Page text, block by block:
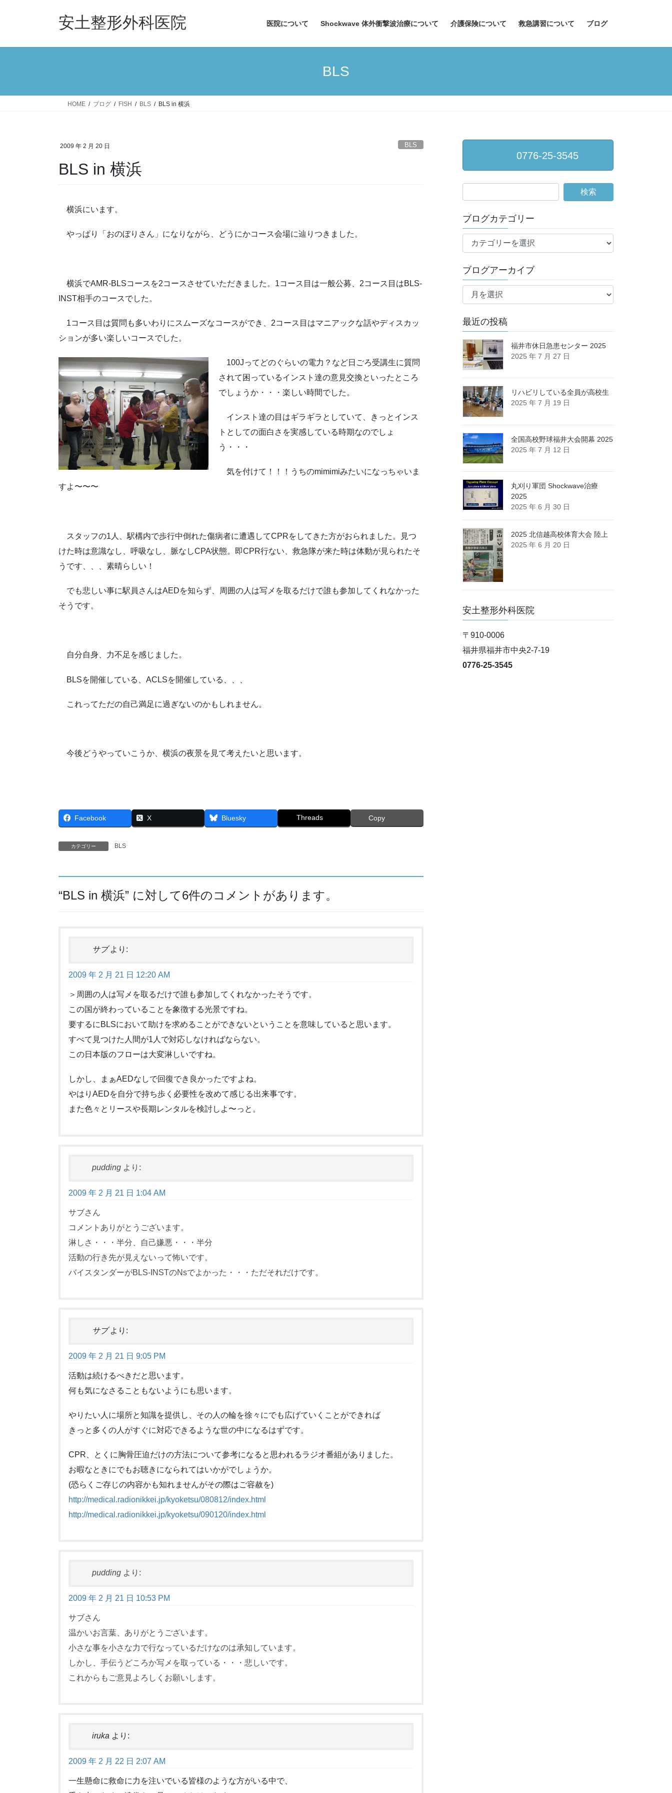
安土整形外科医院 医院について Shockwave 体外衝撃波治療について 介護保険について 救急講習について ブログ
BLS
HOME ブログ FISH BLS BLS in 横浜
2009 年 2 月 20 日 BLS
BLS in 横浜
横浜にいます。
やっぱり「おのぼりさん」になりながら、どうにかコース会場に辿りつきました。
横浜でAMR-BLSコースを2コースさせていただきました。1コース目は一般公募、2コース目はBLS-
INST相手のコースでした。
1コース目は質問も多いわりにスムーズなコースができ、2コース目はマニアックな話やディスカッ
ションが多い楽しいコースでした。
100Jってどのぐらいの電力？など日ごろ受講生に質問
されて困っているインスト達の意見交換といったところ
でしょうか・・・楽しい時間でした。
インスト達の目はギラギラとしていて、きっとインス
トとしての面白さを実感している時期なのでしょ
う・・・
気を付けて！！！うちのmimimiみたいになっちゃいま
すよ〜〜〜
スタッフの1人、駅構内で歩行中倒れた傷病者に遭遇してCPRをしてきた方がおられました。見つ
けた時は意識なし、呼吸なし、脈なしCPA状態。即CPR行ない、救急隊が来た時は体動が見られたそ
うです、、、素晴らしい！
でも悲しい事に駅員さんはAEDを知らず、周囲の人は写メを取るだけで誰も参加してくれなかった
そうです。
自分自身、力不足を感じました。
BLSを開催している、ACLSを開催している、、、
これってただの自己満足に過ぎないのかもしれません。
今後どうやっていこうか、横浜の夜景を見て考えたいと思います。
Facebook X Bluesky Threads Copy
カテゴリー BLS
“BLS in 横浜” に対して6件のコメントがあります。
サブ より:
2009 年 2 月 21 日 12:20 AM
＞周囲の人は写メを取るだけで誰も参加してくれなかったそうです。
この国が終わっていることを象徴する光景ですね。
要するにBLSにおいて助けを求めることができないということを意味していると思います。
すべて見つけた人間が1人で対応しなければならない。
この日本版のフローは大変淋しいですね。
しかし、まぁAEDなしで回復でき良かったですよね。
やはりAEDを自分で持ち歩く必要性を改めて感じる出来事です。
また色々とリースや長期レンタルを検討しよ〜っと。
pudding より:
2009 年 2 月 21 日 1:04 AM
サブさん
コメントありがとうございます。
淋しさ・・・半分、自己嫌悪・・・半分
活動の行き先が見えないって怖いです。
バイスタンダーがBLS-INSTのNsでよかった・・・ただそれだけです。
サブ より:
2009 年 2 月 21 日 9:05 PM
活動は続けるべきだと思います。
何も気になさることもないようにも思います。
やりたい人に場所と知識を提供し、その人の輪を徐々にでも広げていくことができれば
きっと多くの人がすぐに対応できるような世の中になるはずです。
CPR、とくに胸骨圧迫だけの方法について参考になると思われるラジオ番組がありました。
お暇なときにでもお聴きになられてはいかがでしょうか。
(恐らくご存じの内容かも知れませんがその際はご容赦を)
http://medical.radionikkei.jp/kyoketsu/080812/index.html
http://medical.radionikkei.jp/kyoketsu/090120/index.html
pudding より:
2009 年 2 月 21 日 10:53 PM
サブさん
温かいお言葉、ありがとうございます。
小さな事を小さな力で行なっているだけなのは承知しています。
しかし、手伝うどころか写メを取っている・・・悲しいです。
これからもご意見よろしくお願いします。
iruka より:
2009 年 2 月 22 日 2:07 AM
一生懸命に救命に力を注いでいる皆様のような方がいる中で、
0776-25-3545
ブログカテゴリー
ロ
カ
テ
ー
ブログアーカイブ
ブ
ア
ー
カ
イ
ブ
最近の投稿
福井市休日急患センター 2025
2025 年 7 月 27 日
リハビリしている全員が高校生
2025 年 7 月 19 日
全国高校野球福井大会開幕 2025
2025 年 7 月 12 日
丸刈り軍団 Shockwave治療
2025
2025 年 6 月 30 日
2025 北信越高校体育大会 陸上
2025 年 6 月 20 日
安土整形外科医院
〒910-0006
福井県福井市中央2-7-19
0776-25-3545